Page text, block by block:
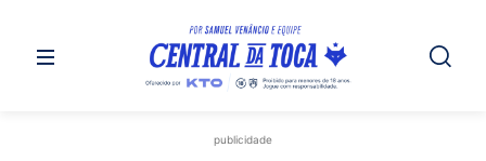
publicidade